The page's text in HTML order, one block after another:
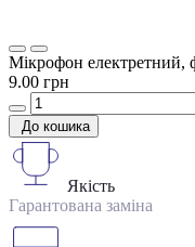
Мікрофон
9.00 грн
До кошика
Якість
Гарантована заміна